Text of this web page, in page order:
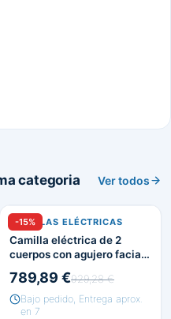
categoria Ver todos
-15%
CAMILLAS ELÉCTRICAS
Camilla eléctrica de 2
cuerpos con agujero facial
789,89 €929,28 €
Bajo pedido, Entrega aprox.
en 7